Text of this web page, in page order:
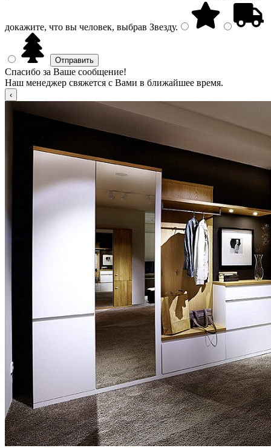
докажите, что вы человек, выбрав Звезду.
Спасибо за Ваше сообщение!
Наш менеджер свяжется с Вами в ближайшее время.